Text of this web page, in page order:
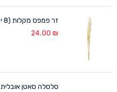
זר פמפס מקלות (8 יח')
24.00 ₪
סלסלה סאטן אובלית 50/37+9 ס"מ לבן